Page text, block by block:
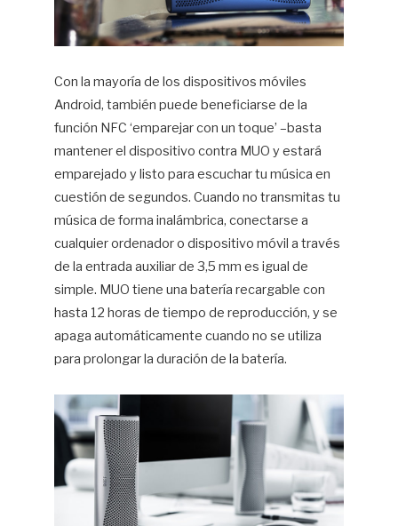
Con la mayoría de los dispositivos móviles
Android, también puede beneficiarse de la
función NFC ‘emparejar con un toque’ –basta
mantener el dispositivo contra MUO y estará
emparejado y listo para escuchar tu música en
cuestión de segundos. Cuando no transmitas tu
música de forma inalámbrica, conectarse a
cualquier ordenador o dispositivo móvil a través
de la entrada auxiliar de 3,5 mm es igual de
simple. MUO tiene una batería recargable con
hasta 12 horas de tiempo de reproducción, y se
apaga automáticamente cuando no se utiliza
para prolongar la duración de la batería.